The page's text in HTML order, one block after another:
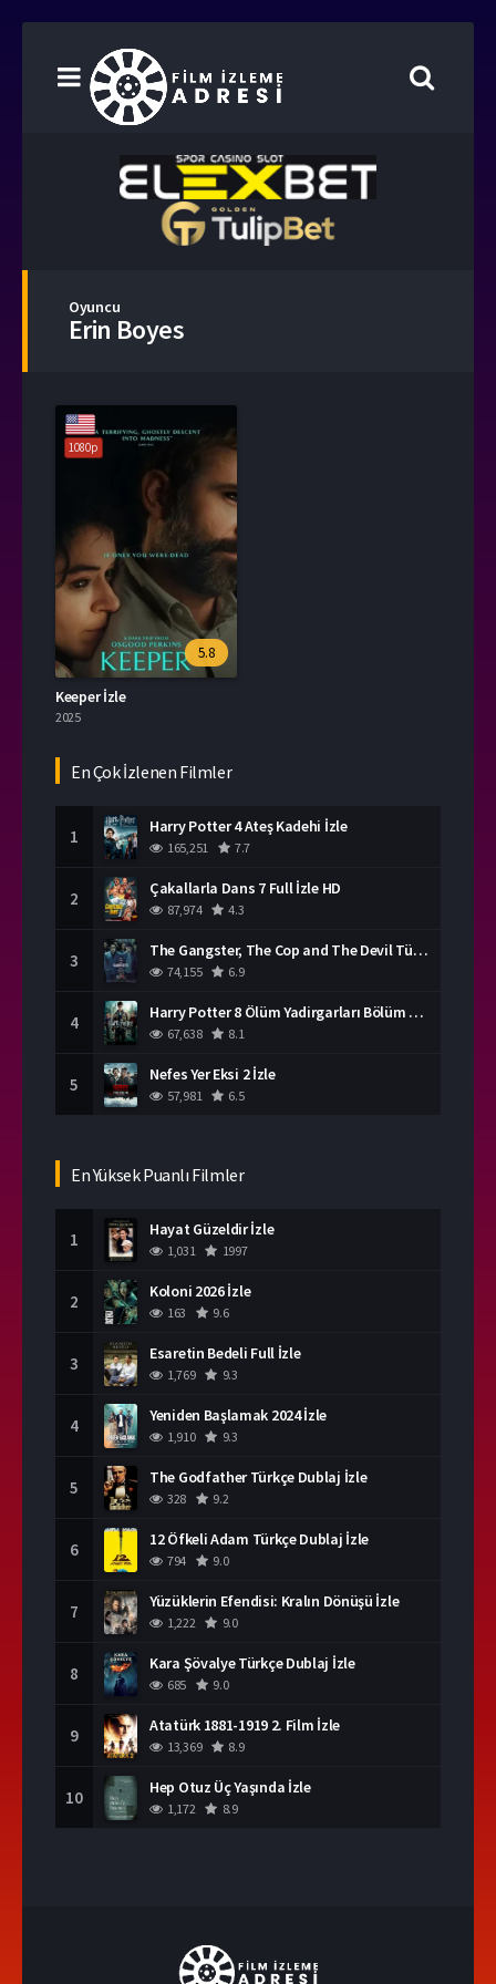
Oyuncu
Erin Boyes
1080p
5.8
Keeper İzle
2025
En Çok İzlenen Filmler
1 Harry Potter 4 Ateş Kadehi İzle
165,251 7.7
2 Çakallarla Dans 7 Full İzle HD
87,974 4.3
3 The Gangster, The Cop and The Devil Türkçe Dublaj İzle
74,155 6.9
4 Harry Potter 8 Ölüm Yadirgarları Bölüm 2 İzle
67,638 8.1
5 Nefes Yer Eksi 2 İzle
57,981 6.5
En Yüksek Puanlı Filmler
1 Hayat Güzeldir İzle
1,031 1997
2 Koloni 2026 İzle
163 9.6
3 Esaretin Bedeli Full İzle
1,769 9.3
4 Yeniden Başlamak 2024 İzle
1,910 9.3
5 The Godfather Türkçe Dublaj İzle
328 9.2
6 12 Öfkeli Adam Türkçe Dublaj İzle
794 9.0
7 Yüzüklerin Efendisi: Kralın Dönüşü İzle
1,222 9.0
8 Kara Şövalye Türkçe Dublaj İzle
685 9.0
9 Atatürk 1881-1919 2. Film İzle
13,369 8.9
10 Hep Otuz Üç Yaşında İzle
1,172 8.9